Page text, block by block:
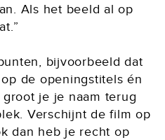
Als het beeld al op
bijvoorbeeld dat
de openingstitels én
je je naam terug
Verschijnt de film op
dan heb je recht op